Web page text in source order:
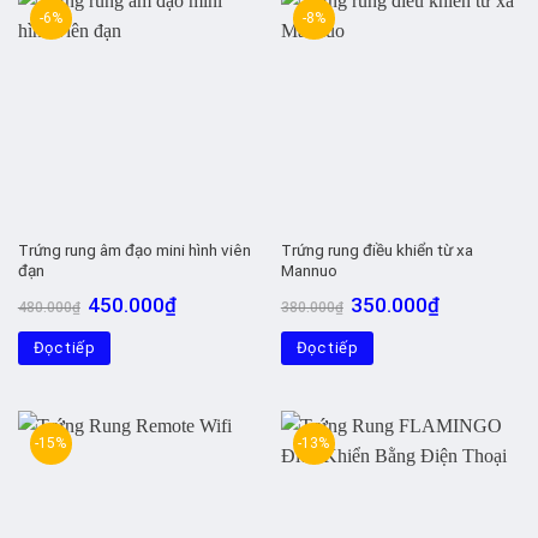
-6%
Trứng rung âm đạo mini hình viên
đạn
480.000₫ Giá
gốc
là:
480.000₫.
450.000₫Giá
Đọc tiếp
-8%
Trứng rung điều khiển từ xa
Mannuo
380.000₫ Giá
gốc
là:
380.000₫.
350.000₫Giá
Đọc tiếp
-15% -13%